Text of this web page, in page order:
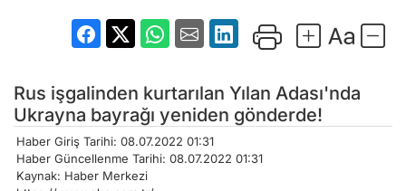
Rus işgalinden kurtarılan Yılan Adası'nda
Ukrayna bayrağı yeniden gönderde!
Haber Giriş Tarihi: 08.07.2022 01:31
Haber Güncellenme Tarihi: 08.07.2022 01:31
Kaynak: Haber Merkezi